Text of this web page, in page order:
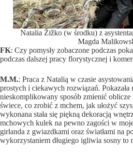
Natalia Žižko (w środku) z
Magda
FK: Czy pomysły zobaczone podczas
podczas dalszej pracy florystycznej i
M.M.: Praca z Natalią w czasie
prostych i ciekawych rozwiązań. Pokazała
nieskomplikowany sposób zmienić oblicze
świece, co zrobić z mchem, jak ułożyć
wykonana stała się piękną dekoracją
mchowych kulek na pewno zagości w
girlanda z gwiazdkami oraz światłami na
wykorzystaniem długiego igliwia sosny to